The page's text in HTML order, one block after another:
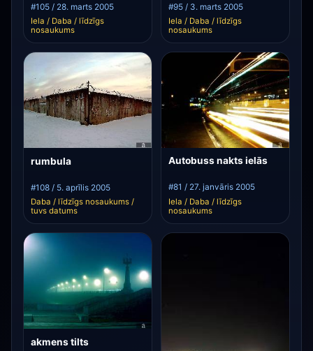
#105 / 28. marts 2005
Iela / Daba / līdzīgs
nosaukums
#95 / 3. marts 2005
Iela / Daba / līdzīgs
nosaukums
rumbula
#108 / 5. aprīlis 2005
Daba / līdzīgs nosaukums /
tuvs datums
Autobuss nakts ielās
#81 / 27. janvāris 2005
Iela / Daba / līdzīgs
nosaukums
akmens tilts